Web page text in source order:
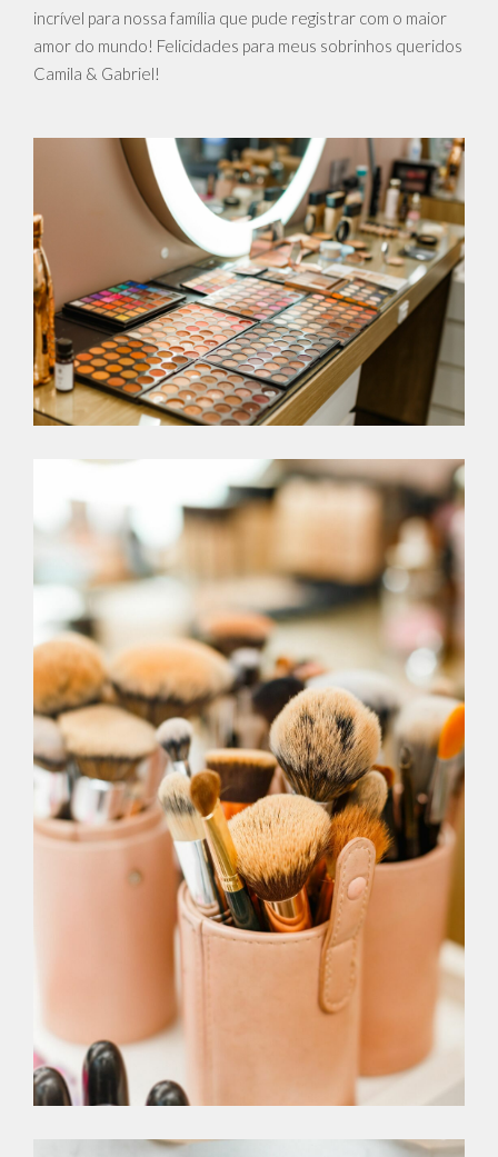
incrível para nossa família que pude registrar com o maior
amor do mundo! Felicidades para meus sobrinhos queridos
Camila & Gabriel!